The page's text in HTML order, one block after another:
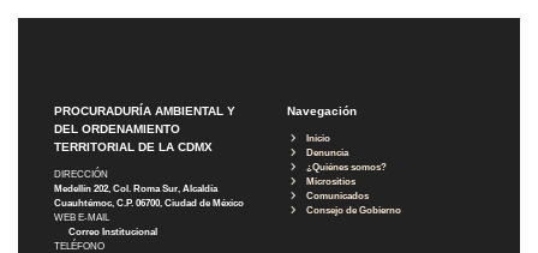
PROCURADURÍA AMBIENTAL Y
DEL ORDENAMIENTO
TERRITORIAL DE LA CDMX
DIRECCIÓN
Medellín 202, Col. Roma Sur, Alcaldía
Cuauhtémoc, C.P. 06700, Ciudad de México
WEB E-MAIL
Correo Institucional
TELÉFONO
Navegación
Inicio
Denuncia
¿Quiénes somos?
Micrositios
Comunicados
Consejo de Gobierno